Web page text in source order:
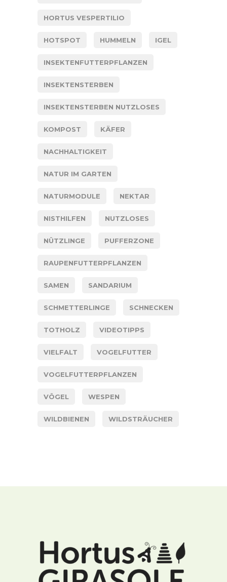
HORTUS VESPERTILIO
HOTSPOT HUMMELN IGEL
INSEKTENFUTTERPFLANZEN
INSEKTENSTERBEN
INSEKTENSTERBEN NUTZLOSES
KOMPOST KÄFER
NACHHALTIGKEIT
NATUR IM GARTEN
NATURMODULE NEKTAR
NISTHILFEN NUTZLOSES
NÜTZLINGE PUFFERZONE
RAUPENFUTTERPFLANZEN
SAMEN SANDARIUM
SCHMETTERLINGE SCHNECKEN
TOTHOLZ VIDEOTIPPS
VIELFALT VOGELFUTTER
VOGELFUTTERPFLANZEN
VÖGEL WESPEN
WILDBIENEN WILDSTRÄUCHER